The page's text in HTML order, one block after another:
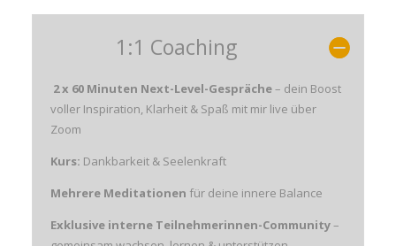
1:1 Coaching
2 x 60 Minuten Next-Level-Gespräche– dein Boost
voller Inspiration, Klarheit & Spaß mit mir live über
Zoom
Kurs: Dankbarkeit & Seelenkraft
Mehrere Meditationen für deine innere Balance
Exklusive interne Teilnehmerinnen-Community–